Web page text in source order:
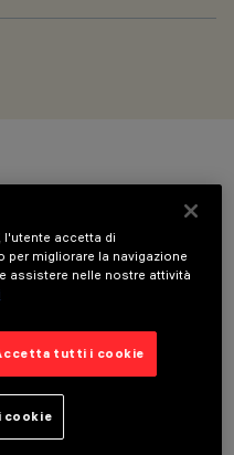
l'utente accetta di
migliorare la navigazione
assistere nelle nostre attività
tutti i cookie
cookie